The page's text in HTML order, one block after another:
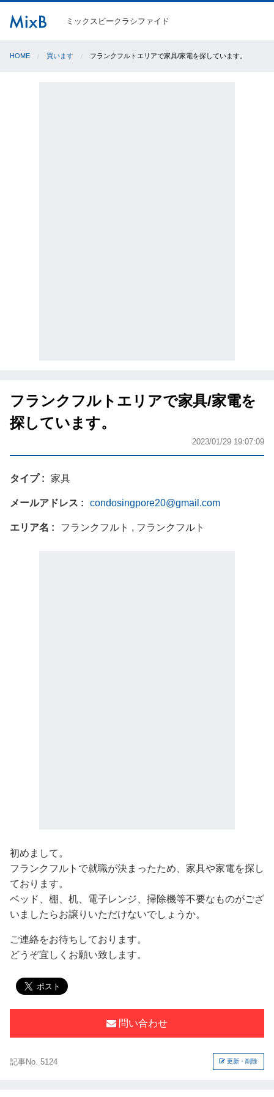
ミックスビークラシファイド
HOME 買います フランクフルトエリアで家具/家電を探しています。
フランクフルトエリアで家具/家電を
探しています。
2023/01/29 19:07:09
タイプ 家具
メールアドレス condosingpore20@gmail.com
エリア名 フランクフルト , フランクフルト
初めまして。
フランクフルトで就職が決まったため、家具や家電を探し
ております。
ベッド、棚、机、電子レンジ、掃除機等不要なものがござ
いましたらお譲りいただけないでしょうか。
ご連絡をお待ちしております。
どうぞ宜しくお願い致します。
問い合わせ
記事No. 5124 更新・削除